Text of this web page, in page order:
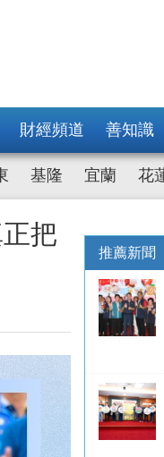
財經頻道 善知識
基隆 宜蘭 花
把
推薦新聞